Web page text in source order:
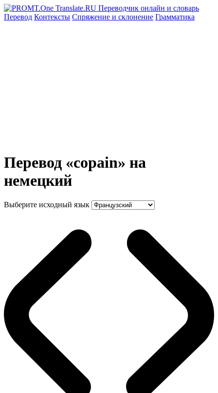
Перевод Контексты Спряжение и склонение Грамматика
Перевод «copain» на
немецкий
Выберите исходный язык